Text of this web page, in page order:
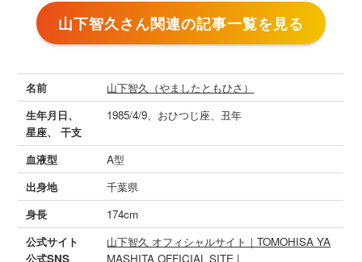
山下智久さん関連の記事一覧を見る
名前
山下智久（やましたともひさ）
生年月日、
星座、 干支
1985/4/9、おひつじ座、丑年
血液型
A型
出身地
千葉県
身長
174cm
公式サイト
公式SNS
山下智久 オフィシャルサイト｜TOMOHISA YA
MASHITA OFFICIAL SITE |